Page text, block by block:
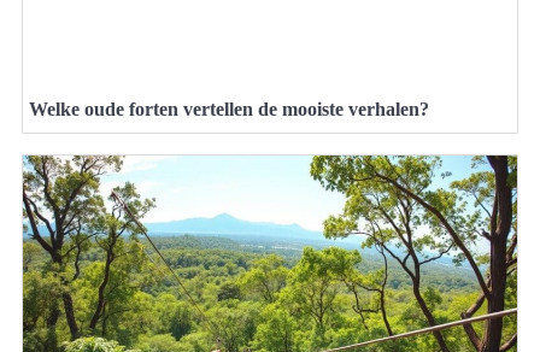
Welke oude forten vertellen de mooiste verhalen?